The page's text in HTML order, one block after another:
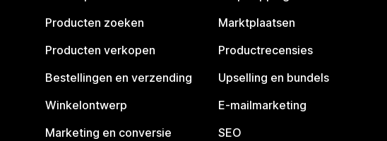
Producten zoeken
Producten verkopen
Bestellingen en verzending
Winkelontwerp
Marketing en conversie
Marktplaatsen
Productrecensies
Upselling en bundels
E-mailmarketing
SEO